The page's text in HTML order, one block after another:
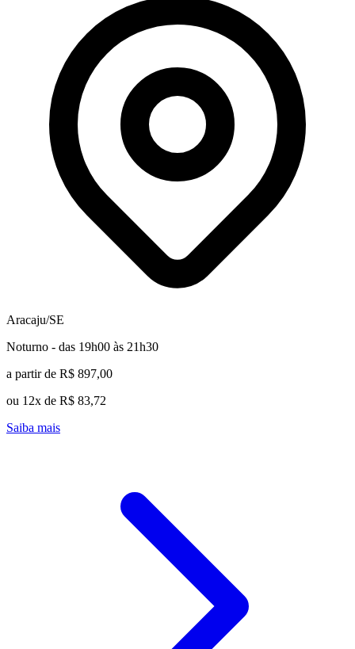
Aracaju/SE
Noturno - das 19h00 às 21h30
a partir de R$ 897,00
ou 12x de R$ 83,72
Saiba mais